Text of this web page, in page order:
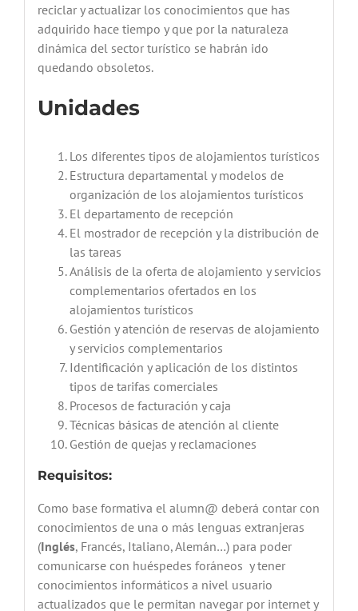
reciclar y actualizar los conocimientos que has
adquirido hace tiempo y que por la naturaleza
dinámica del sector turístico se habrán ido
quedando obsoletos.
Unidades
Los diferentes tipos de alojamientos turísticos
Estructura departamental y modelos de
organización de los alojamientos turísticos
El departamento de recepción
El mostrador de recepción y la distribución de
las tareas
Análisis de la oferta de alojamiento y servicios
complementarios ofertados en los
alojamientos turísticos
Gestión y atención de reservas de alojamiento
y servicios complementarios
Identificación y aplicación de los distintos
tipos de tarifas comerciales
Procesos de facturación y caja
Técnicas básicas de atención al cliente
Gestión de quejas y reclamaciones
Requisitos:
Como base formativa el alumn@ deberá contar con
conocimientos de una o más lenguas extranjeras
(Inglés, Francés, Italiano, Alemán…) para poder
comunicarse con huéspedes foráneos y tener
conocimientos informáticos a nivel usuario
actualizados que le permitan navegar por internet y